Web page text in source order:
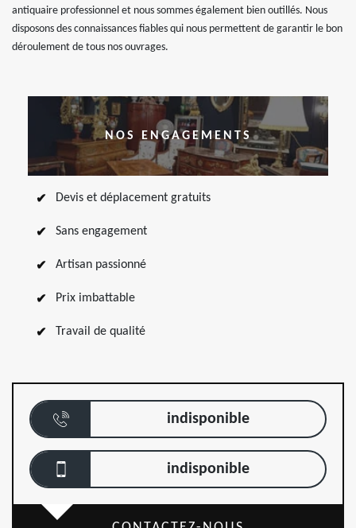
antiquaire professionnel et nous sommes également bien outillés. Nous
disposons des connaissances fiables qui nous permettent de garantir le bon
déroulement de tous nos ouvrages.
NOS ENGAGEMENTS
Devis et déplacement gratuits
Sans engagement
Artisan passionné
Prix imbattable
Travail de qualité
indisponible
indisponible